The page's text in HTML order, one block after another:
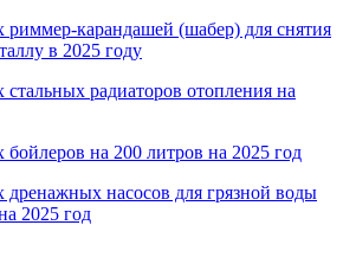
риммер-карандашей (шабер) для снятия
в 2025 году
радиаторов отопления на
на 200 литров на 2025 год
насосов для грязной воды
2025 год